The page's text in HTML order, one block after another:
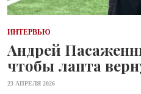
ИНТЕРВЬЮ
Андрей
чтобы лапта
23 АПРЕЛЯ 2026